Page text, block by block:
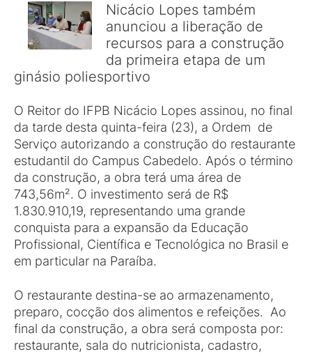
Nicácio Lopes também
anunciou a liberação de
recursos para a construção
da primeira etapa de um
ginásio poliesportivo
O Reitor do IFPB Nicácio Lopes assinou, no final
da tarde desta quinta-feira (23), a Ordem de
Serviço autorizando a construção do restaurante
estudantil do Campus Cabedelo. Após o término
da construção, a obra terá uma área de
743,56m². O investimento será de R$
1.830.910,19, representando uma grande
conquista para a expansão da Educação
Profissional, Científica e Tecnológica no Brasil e
em particular na Paraíba.
O restaurante destina-se ao armazenamento,
preparo, cocção dos alimentos e refeições. Ao
final da construção, a obra será composta por:
restaurante, sala do nutricionista, cadastro,